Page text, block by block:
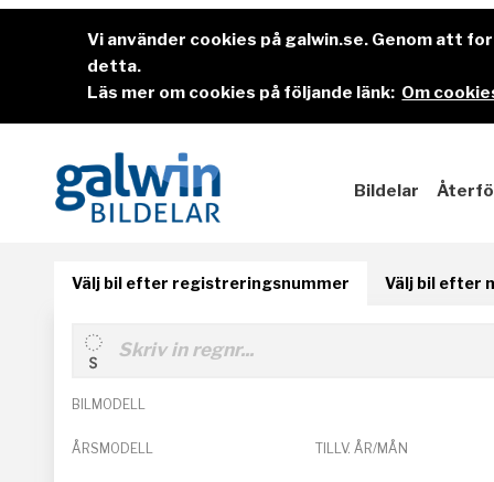
Vi använder cookies på galwin.se. Genom att
detta.
Läs mer om cookies på följande länk: Om
Bildelar
Välj bil efter registreringsnummer Välj bil efter
BILMODELL
ÅRSMODELL TILLV. ÅR/MÅN